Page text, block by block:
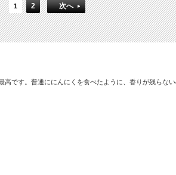
1 2 次へ
です。普通ににんにくを食べたように、香りが残らない